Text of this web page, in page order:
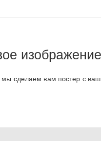
мы сделаем вам постер с